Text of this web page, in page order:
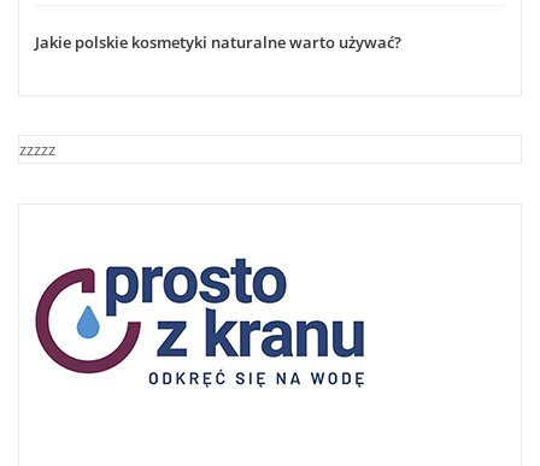
Jakie polskie kosmetyki naturalne warto używać?
zzzzz